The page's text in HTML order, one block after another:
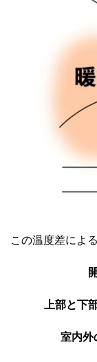
この温度差によ
上部と下
室内外